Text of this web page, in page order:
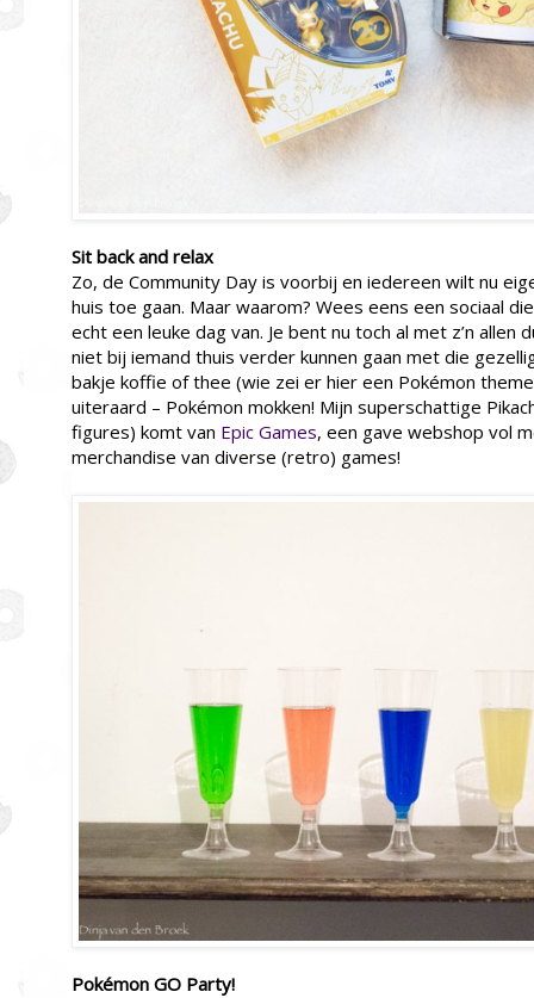
Sit back and relax
Zo, de Community Day is voorbij en iedereen wilt nu
huis toe gaan. Maar waarom? Wees eens een sociaal
echt een leuke dag van. Je bent nu toch al met z’n allen
niet bij iemand thuis verder kunnen gaan met die
bakje koffie of thee (wie zei er hier een Pokémon
uiteraard – Pokémon mokken! Mijn superschattige
figures) komt van Epic Games, een gave webshop vol
merchandise van diverse (retro) games!
Pokémon GO Party!